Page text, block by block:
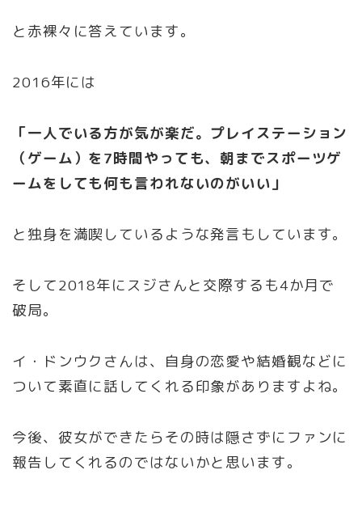
と赤裸々に答えています。
2016年には
「一人でいる方が気が楽だ。プレイステーション
（ゲーム）を7時間やっても、朝までスポーツゲ
ームをしても何も言われないのがいい」
と独身を満喫しているような発言もしています。
そして2018年にスジさんと交際するも4か月で
破局。
イ・ドンウクさんは、自身の恋愛や結婚観などに
ついて素直に話してくれる印象がありますよね。
今後、彼女ができたらその時は隠さずにファンに
報告してくれるのではないかと思います。